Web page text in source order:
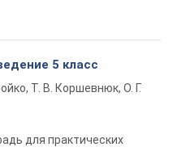
5 класс
Т. В. Коршевнюк, О. Г.
для практических